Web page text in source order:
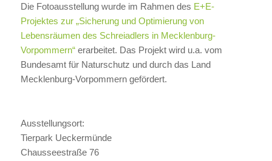
Die Fotoausstellung wurde im Rahmen des E+E-
Projektes zur „Sicherung und Optimierung von
Lebensräumen des Schreiadlers in Mecklenburg-
Vorpommern“erarbeitet. Das Projekt wird u.a. vom
Bundesamt für Naturschutz und durch das Land
Mecklenburg-Vorpommern gefördert.
Ausstellungsort:
Tierpark Ueckermünde
Chausseestraße 76